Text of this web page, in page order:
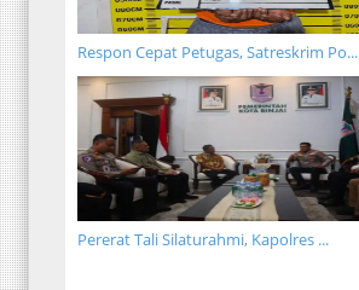
Respon Cepat Petugas, Satreskrim Po...
Pererat Tali Silaturahmi, Kapolres ...